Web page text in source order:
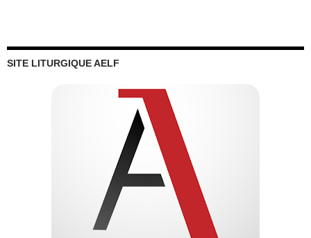
SITE LITURGIQUE AELF